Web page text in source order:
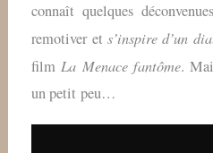
connaît quelques
remotiver ets’inspire d’un
filmLa Menace fantôme.
un petit peu…